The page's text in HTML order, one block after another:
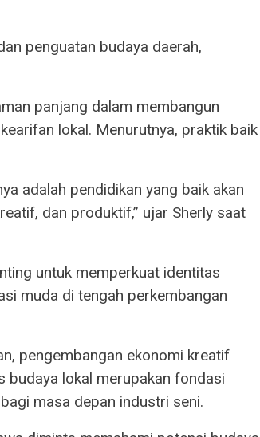
penguatan budaya daerah,
panjang dalam membangun
lokal. Menurutnya, praktik baik
adalah pendidikan yang baik akan
dan produktif,” ujar Sherly saat
untuk memperkuat identitas
muda di tengah perkembangan
pengembangan ekonomi kreatif
budaya lokal merupakan fondasi
masa depan industri seni.